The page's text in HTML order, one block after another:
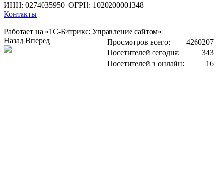
ИНН: 0274035950 ОГРН: 1020200001348
Контакты
Работает на «1С-Битрикс: Управление сайтом»
Просмотров всего:
4260207
Посетителей сегодня:
343
Посетителей в онлайн:
16
Назад Вперед